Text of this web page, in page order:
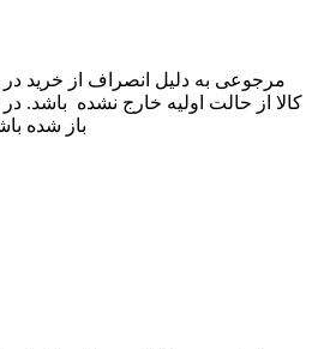
کالا از حالت اولیه خارج نشده باشد.
باز شده